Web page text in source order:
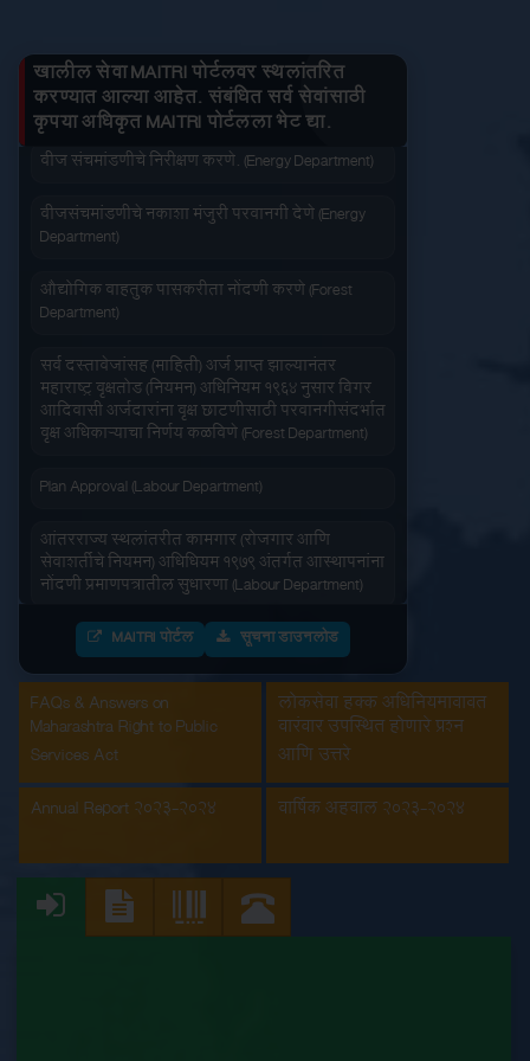
जलद सेवा सेवा आपल्या दारात
सहज पोहोच
खालील सेवा MAITRI पोर्टलवर स्थलांतरित
करण्यात आल्या आहेत. संबंधित सर्व सेवांसाठी
कृपया अधिकृत MAITRI पोर्टलला भेट द्या.
जनित्र संचमांडणीची नोंदणी. (Energy Department)
वीज संचमांडणीचे निरीक्षण करणे. (Energy Department)
वीजसंचमांडणीचे नकाशा मंजुरी परवानगी देणे (Energy
Department)
औद्योगिक वाहतुक पासकरीता नोंदणी करणे (Forest
Department)
सर्व दस्तावेजांसह (माहिती) अर्ज प्राप्त झाल्यानंतर
महाराष्ट्र वृक्षतोड (नियमन) अधिनियम १९६४ नुसार बिगर
आदिवासी अर्जदारांना वृक्ष छाटणीसाठी परवानगीसंदर्भात
वृक्ष अधिकाऱ्याचा निर्णय कळविणे (Forest Department)
Plan Approval (Labour Department)
आंतरराज्य स्थलांतरीत कामगार (रोजगार आणि
सेवाशर्तीचे नियमन) अधिधियम १९७९ अंतर्गत आस्थापनांना
नोंदणी प्रमाणपत्रातील सुधारणा (Labour Department)
आंतरराज्य स्थलांतरीत कामगार (रोजगार आणि
सेवाशर्तीचे नियमन) अधिधियम १९७९ अंतर्गतआस्थापनांना
नोंदणी प्रमाणपत्र (Labour Department)
इमारत आणि इतर बांधकाम मजूर आस्थापनांची नोंदणी
(Labour Department)
कंत्राटी कामगार (नियमन व निर्मुलन) अधिनियम, 1970
अंतर्गत मुख्य मालक नोंदणी प्रमाणपत्रातील सुधारणा
कंत्राटी कामगार अनुज्ञप्ती (Labour Department)
MAITRI पोर्टल सूचना डाउनलोड
FAQs & Answers on
Maharashtra Right to Public
Services Act
लोकसेवा हक्क अधिनियमाबाबत
वारंवार उपस्थित होणारे प्रश्न
आणि उत्तरे
Annual Report 2023-2024
वार्षिक अहवाल 2023-2024